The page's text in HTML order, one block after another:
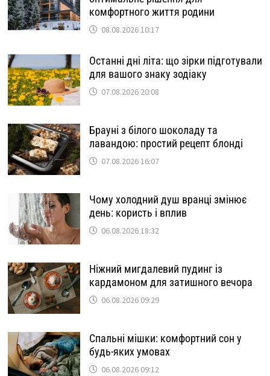
комфортного життя родини
08.08.2026 10:17
Останні дні літа: що зірки підготували
для вашого знаку зодіаку
07.08.2026 20:08
Брауні з білого шоколаду та
лавандою: простий рецепт блонді
07.08.2026 16:07
Чому холодний душ вранці змінює
день: користь і вплив
06.08.2026 18:32
Ніжний мигдалевий пудинг із
кардамоном для затишного вечора
06.08.2026 09:29
Спальні мішки: комфортний сон у
будь-яких умовах
06.08.2026 09:12